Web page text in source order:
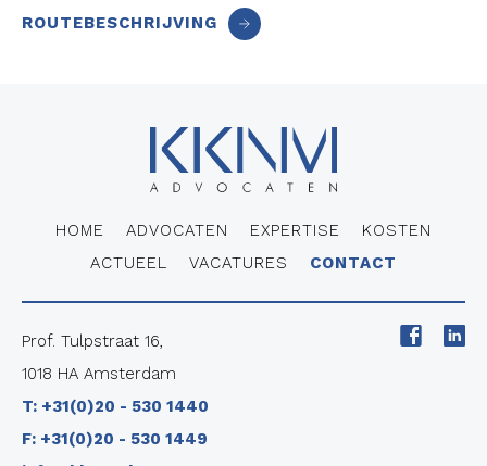
ROUTEBESCHRIJVING
HOME ADVOCATEN EXPERTISE
KOSTEN
ACTUEEL
VACATURES CONTACT
Prof. Tulpstraat 16,
1018 HA Amsterdam
T: +31(0)20 - 530 1440
F: +31(0)20 - 530 1449